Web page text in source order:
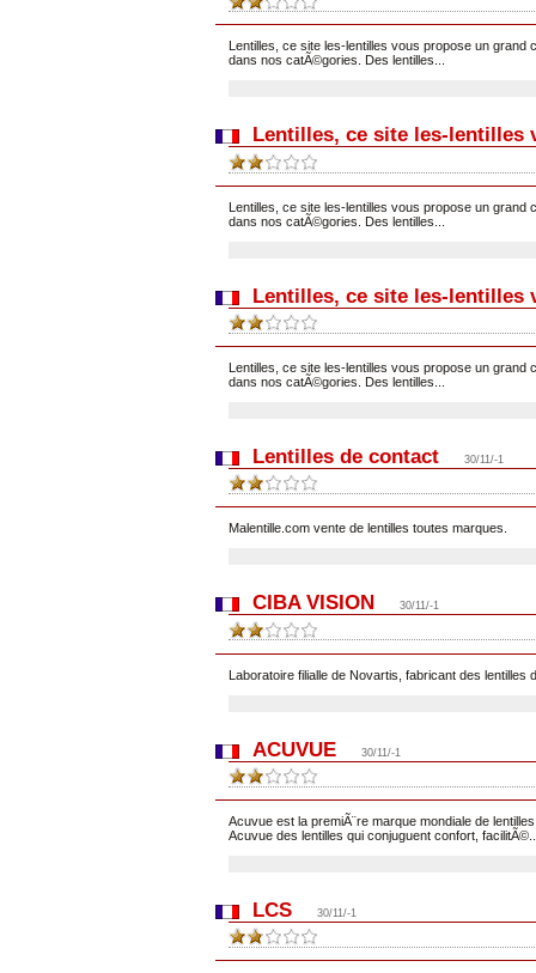
Lentilles, ce site les-lentilles vous propose un grand
dans nos catÃ©gories. Des lentilles...
Lentilles, ce site les-lentilles
Lentilles, ce site les-lentilles vous propose un grand
dans nos catÃ©gories. Des lentilles...
Lentilles, ce site les-lentilles
Lentilles, ce site les-lentilles vous propose un grand
dans nos catÃ©gories. Des lentilles...
Lentilles de contact 30/11/-1
Malentille.com vente de lentilles toutes marques.
CIBA VISION 30/11/-1
Laboratoire filialle de Novartis, fabricant des lentilles
ACUVUE 30/11/-1
Acuvue est la premiÃ¨re marque mondiale de
Acuvue des lentilles qui conjuguent confort,
LCS 30/11/-1